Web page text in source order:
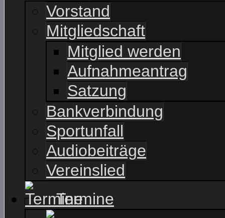
Vorstand
Mitgliedschaft
Mitglied werden
Aufnahmeantrag
Satzung
Bankverbindung
Sportunfall
Audiobeiträge
Vereinslied
Termine